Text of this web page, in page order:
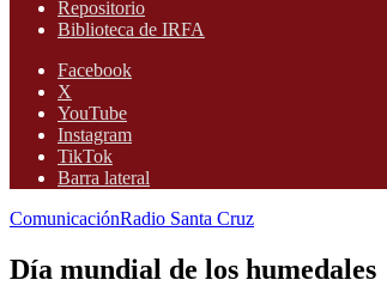
Repositorio
Biblioteca de IRFA
Facebook
X
YouTube
Instagram
TikTok
Barra lateral
ComunicaciónRadio Santa Cruz
Día mundial de los humedales